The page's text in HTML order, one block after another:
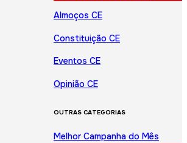
Almoços CE
Constituição CE
Eventos CE
Opinião CE
OUTRAS CATEGORIAS
Melhor Campanha do Mês